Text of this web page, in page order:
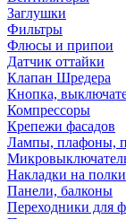
Заглушки
Фильтры
Флюсы и припои
Датчик оттайки
Клапан Шредера
Кнопка,
Компрессоры
Крепежи фасадов
Лампы, плафоны,
Накладки на полки
Панели, балконы
Переходники для